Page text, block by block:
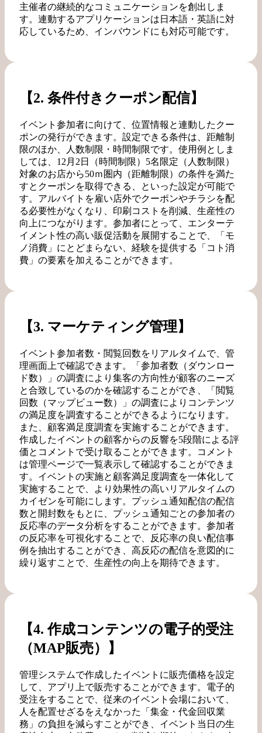
主催者の継続的なコミュニケーションを創出しま
す。連動するアプリケーションは日本語・英語に対
応しているため、インバウンドにも対応可能です。
【2. 条件付きクーポン配信】
イベント参加者に向けて、位置情報と連動したクー
ポンの発行ができます。設定できる条件は、距離制
限のほか、人数制限・時間制限です。使用例としま
しては、12月2日（時間制限）5名限定（人数制限）
対象のお店から50ｍ圏内（距離制限）の条件を満た
すとクーポンを取得できる、といった設定が可能で
す。アルバイトを雇い店外でクーポンやチラシを配
る必要性がなくなり、印刷コストを削減、生産性の
向上につながります。参加者にとって、エンターテ
イメント性の高い販促活動を展開することで、「モ
ノ消費」にとどまらない、経験を提供する「コト消
費」の要素を加えることができます。
【3. マーケティング管理】
イベント参加者数・閲覧回数をリアルタイムで、管
理画面上で確認できます。「参加者数（ダウンロー
ド数）」の調査により集客の方向性が顧客のニーズ
と合致しているのかを確認することができ、「閲覧
回数（マップビュー数）」の調査によりコンテンツ
の満足度を調査することができるようになります。
また、顧客満足度調査を実施することができます。
作成したイベントの顧客からの反響を5段階による評
価とコメントで受け取ることができます。コメント
は管理ページで一覧表示して確認することができま
す。イベントの実施と顧客満足度調査を一体化して
実施することで、より効果性の高いリアルタイムの
カイゼンを可能にします。プッシュ通知配信の配信
数と開封数をもとに、プッシュ通知ごとの参加者の
反応率のデータ分析をすることができます。参加者
の反応率を可視化することで、反応率の良い配信事
例を抽出することができ、高反応の配信を意図的に
繰り返すことで、生産性の向上を期待できます。
【4. 作成コンテンツの電子的受注
（MAP販売）】
管理システムで作成したイベントに販売価格を設定
して、アプリ上で販売することができます。電子的
受注をすることで、従来のイベント会場において、
人を配置せざるをえなかった「集金・代金回収業
務」の負担を減らすことができ、イベント当日の生